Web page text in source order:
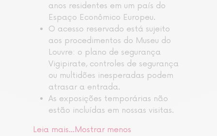
anos residentes em um país do
Espaço Econômico Europeu.
O acesso reservado está sujeito
aos procedimentos do Museu do
Louvre: o plano de segurança
Vigipirate, controles de segurança
ou multidões inesperadas podem
atrasar a entrada.
As exposições temporárias não
estão incluídas em nossas visitas.
Leia mais…Mostrar menos